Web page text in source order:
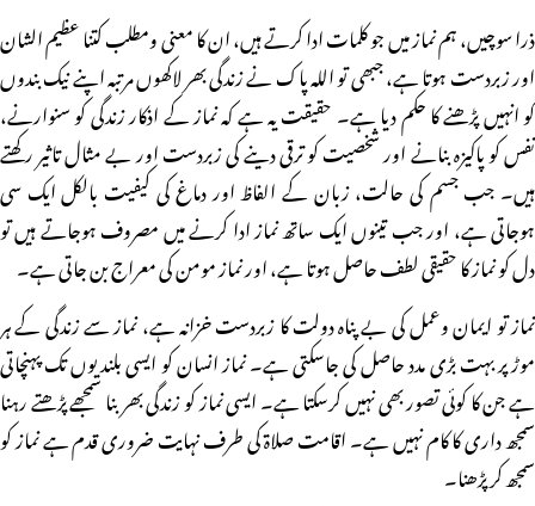
ذرا سوچیں، ہم نماز میں جو کلمات ادا کرتے ہیں، ان کا معنی ومطلب کتنا عظیم الشان
اور زبردست ہوتا ہے، جبھی تو اللہ پاک نے زندگی بھر لاکھوں مرتبہ اپنے نیک بندوں
کو انہیں پڑھنے کا حکم دیا ہے۔ حقیقت یہ ہے کہ نماز کے اذکار زندگی کو سنوارنے،
نفس کو پاکیزہ بنانے اور شخصیت کو ترقی دینے کی زبردست اور بے مثال تاثیر رکھتے
ہیں۔ جب جسم کی حالت، زبان کے الفاظ اور دماغ کی کیفیت بالکل ایک سی
ہوجاتی ہے، اور جب تینوں ایک ساتھ نماز ادا کرنے میں مصروف ہوجاتے ہیں تو
دل کو نماز کا حقیقی لطف حاصل ہوتا ہے، اور نماز مومن کی معراج بن جاتی ہے۔
نماز تو ایمان وعمل کی بے پناہ دولت کا زبردست خزانہ ہے، نماز سے زندگی کے ہر
موڑ پر بہت بڑی مدد حاصل کی جاسکتی ہے۔ نماز انسان کو ایسی بلندیوں تک پہنچاتی
ہے جن کا کوئی تصور بھی نہیں کرسکتا ہے۔ ایسی نماز کو زندگی بھر بنا سمجھے پڑھتے رہنا
سمجھ داری کا کام نہیں ہے۔ اقامت صلاۃ کی طرف نہایت ضروری قدم ہے نماز کو
سمجھ کر پڑھنا۔